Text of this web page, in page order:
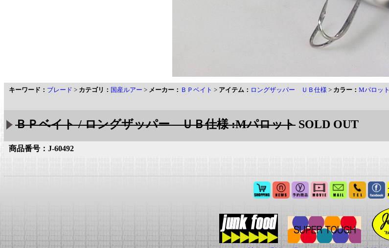
キーワード： ブレード > カテゴリ： 国産ルアー > メーカー： ＢＰベイト > アイテム： ロングザッパー ＵＢ仕様 > カラー： Mパロット
ＢＰベイト / ロングザッパー ＵＢ仕様 :Mパロット SOLD OUT
商品番号：J-60492